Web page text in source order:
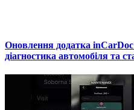
Оновлення додатка
діагностика автомобіля та